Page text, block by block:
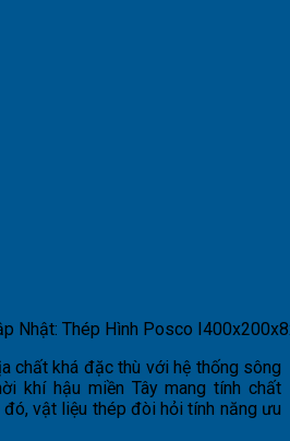
Nhật: Thép Hình Posco
chất khá đặc thù với hệ thống sông
khí hậu miền Tây mang tính chất
vật liệu thép đòi hỏi tính năng ưu